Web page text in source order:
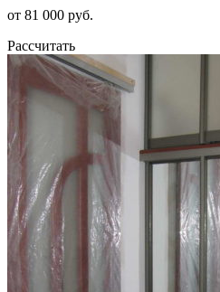
от 81 000 руб.
Рассчитать